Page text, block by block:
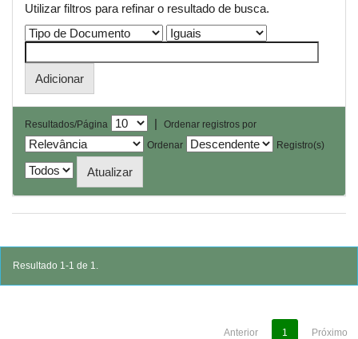
Utilizar filtros para refinar o resultado de busca.
Resultados/Página |
Ordenar registros por
Ordenar
Registro(s)
Resultado 1-1 de 1.
Anterior 1 Próximo